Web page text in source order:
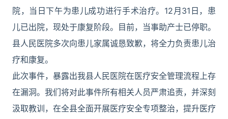
院，当日下午为患儿成功进行手术治疗。12月31日，患
儿已出院，现处于康复阶段。目前，当事助产士已停职。
县人民医院多次向患儿家属诚恳致歉，将全力负责患儿治
疗和康复。
此次事件，暴露出我县人民医院在医疗安全管理流程上存
在漏洞。我们将对此事件所有相关人员严肃追责，并深刻
汲取教训，在全县全面开展医疗安全专项整治，提升医疗